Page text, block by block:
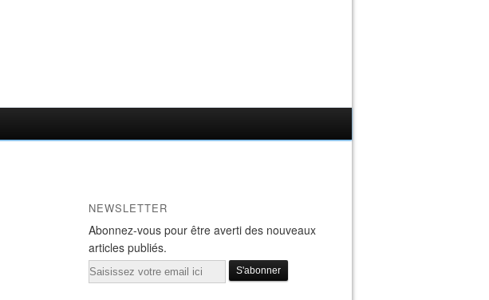
NEWSLETTER
Abonnez-vous pour être averti des nouveaux
articles publiés.
Email